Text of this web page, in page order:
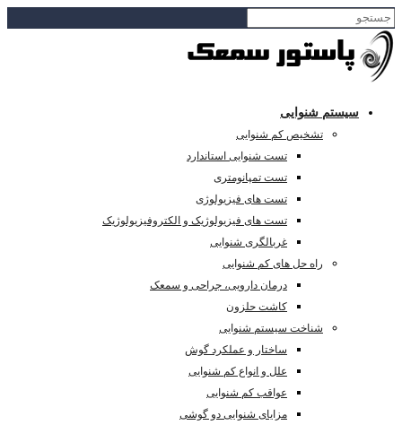
سیستم شنوایی
تشخیص کم شنوایی
تست شنوایی استاندارد
تست تمپانومتری
تست های فیزیولوژی
تست های فیزیولوژیک و الکتروفیزیولوژیک
غربالگری شنوایی
راه حل های کم شنوایی
درمان دارویی، جراحی و سمعک
کاشت حلزون
شناخت سیستم شنوایی
ساختار و عملکرد گوش
علل و انواع کم شنوایی
عواقب کم شنوایی
مزایای شنوایی دو گوشی